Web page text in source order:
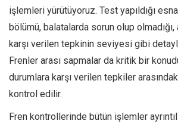
işlemleri yürütüyoruz. Test yapıldığı
bölümü, balatalarda sorun olup olmadığı,
karşı verilen tepkinin seviyesi gibi
Frenler arası sapmalar da kritik bir
durumlara karşı verilen tepkiler
kontrol edilir.
Fren kontrollerinde bütün işlemler